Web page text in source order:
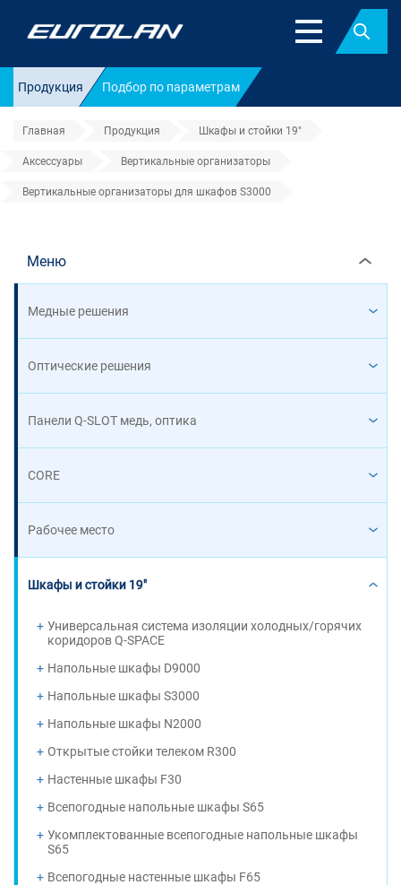
Найти
Продукция Подбор по параметрам
Главная Продукция Шкафы и стойки 19"
Аксессуары Вертикальные организаторы
Вертикальные организаторы для шкафов S3000
Вертикальные организаторы
Меню
Медные решения
Оптические решения
Панели Q-SLOT медь, оптика
CORE
Рабочее место
Шкафы и стойки 19"
Универсальная система изоляции холодных/горячих
коридоров Q-SPACE
Напольные шкафы D9000
Напольные шкафы S3000
Напольные шкафы N2000
Открытые стойки телеком R300
Настенные шкафы F30
Всепогодные напольные шкафы S65
Укомплектованные всепогодные напольные шкафы
S65
Всепогодные настенные шкафы F65